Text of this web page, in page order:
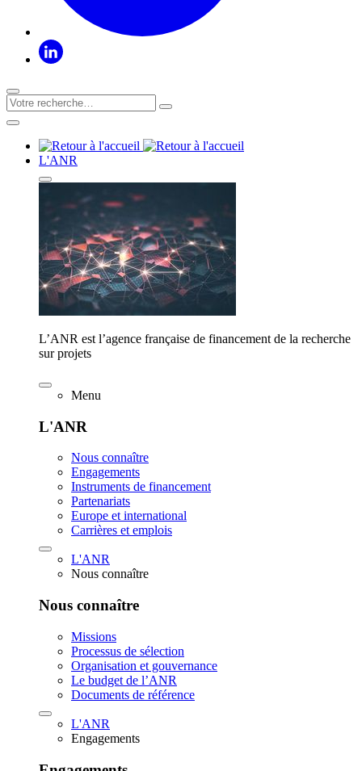
L'ANR
L’ANR est l’agence française de financement de la recherche
sur projets
Menu
L'ANR
Nous connaître
Engagements
Instruments de financement
Partenariats
Europe et international
Carrières et emplois
L'ANR
Nous connaître
Nous connaître
Missions
Processus de sélection
Organisation et gouvernance
Le budget de l’ANR
Documents de référence
L'ANR
Engagements